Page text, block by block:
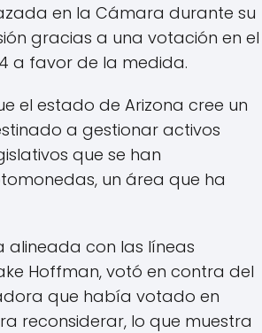
en la Cámara durante su
gracias a una votación en el
a favor de la medida.
el estado de Arizona cree un
a gestionar activos
que se han
un área que ha
alineada con las líneas
Hoffman, votó en contra del
que había votado en
reconsiderar, lo que muestra